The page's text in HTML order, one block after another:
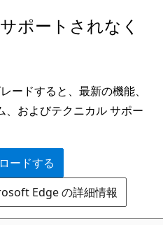
ポートされなく
ドすると、最新の機能、
、およびテクニカル サポー
ードする
Edge の詳細情報